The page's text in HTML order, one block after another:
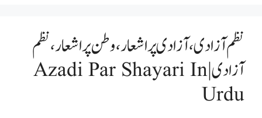
نظم آزادی ، آزادی پر اشعار، وطن پر اشعار، نظم
آزادی | Azadi Par Shayari In
Urdu